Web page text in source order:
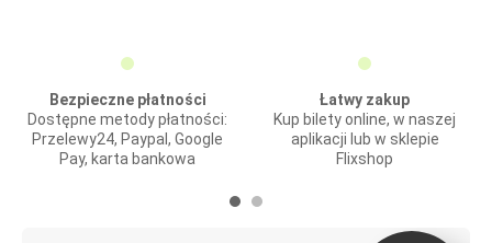
Bezpieczne płatności
Dostępne metody płatności:
Przelewy24, Paypal, Google
Pay, karta bankowa
Łatwy zakup
Kup bilety online, w naszej
aplikacji lub w sklepie
Flixshop